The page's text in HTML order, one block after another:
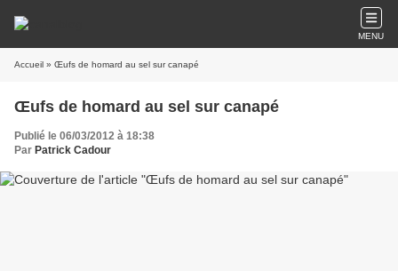
MENU
Accueil » Œufs de homard au sel sur canapé
Œufs de homard au sel sur canapé
Publié le 06/03/2012 à 18:38
Par Patrick Cadour